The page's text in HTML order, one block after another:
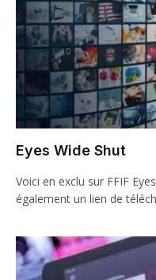
Eyes Wide Shut
Voici en exclu sur FFIF
également un lien de